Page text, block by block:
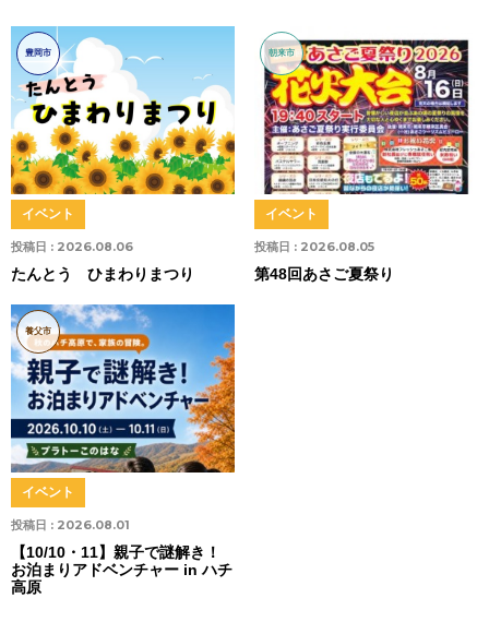
豊岡市
投稿日 : 2026.08.06
イベント
たんとう ひまわりまつり
朝来市
投稿日 : 2026.08.05
イベント
第48回あさご夏祭り
養父市
投稿日 : 2026.08.01
イベント
【10/10・11】親子で謎解き！
お泊まりアドベンチャー in ハチ
高原